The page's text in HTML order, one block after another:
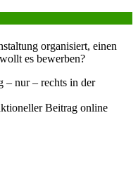
organisiert, einen
es bewerben?
– nur – rechts in der
Beitrag online